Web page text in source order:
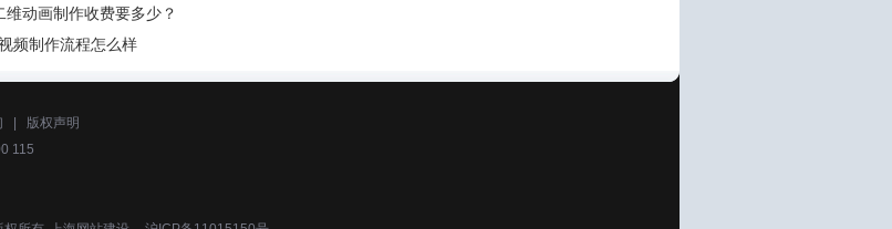
维动画制作收费要多少？
频制作流程怎么样
版权声明
115